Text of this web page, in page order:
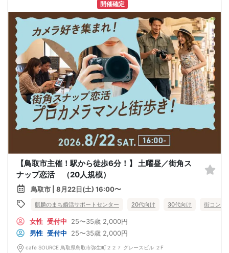
開催確定
【鳥取市主催！駅から徒歩6分！】 土曜昼／街角ス
ナップ恋活 （20人規模）
鳥取市 | 8月22日(土) 16:00〜
麒麟のまち婚活サポートセンター 20代向け 30代向け 街コン
女性 受付中 25〜35歳 2,000円
男性 受付中 25〜35歳 2,000円
cafe SOURCE 鳥取県鳥取市弥生町２２７ グレースビル ２F